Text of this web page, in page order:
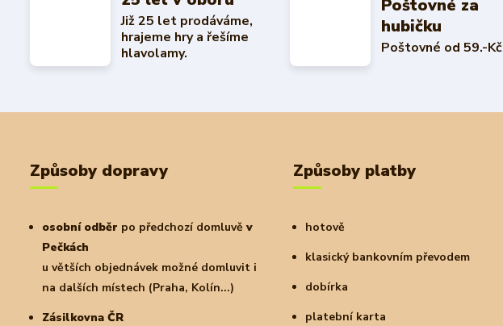
Již 25 let prodáváme,
hrajeme hry a řešíme
hlavolamy.
Poštovné za
hubičku
Poštovné od 59.-Kč
Způsoby dopravy
osobní odběr po předchozí domluvě v
Pečkách
u větších objednávek možné domluvit i
na dalších místech (Praha, Kolín...)
Zásilkovna ČR
Způsoby platby
hotově
klasický bankovním převodem
dobírka
platební karta